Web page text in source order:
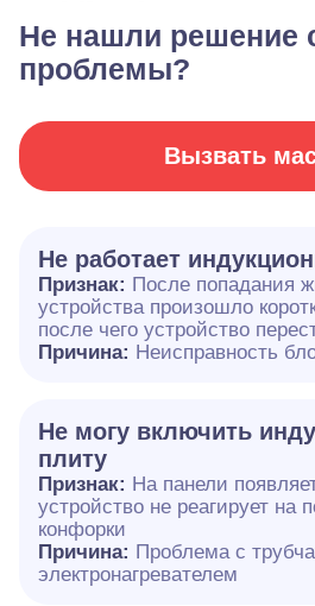
Не нашли решение
проблемы?
Вызвать
Не работает
Признак: После попадания
устройства произошло
после чего устройство
Причина: Неисправность
Не могу включить
плиту
Признак: На панели
устройство не реагирует на
конфорки
Причина: Проблема с
электронагревателем